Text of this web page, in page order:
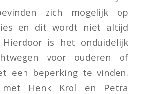
zich mogelijk op
en dit wordt niet altijd
Hierdoor is het onduidelijk
voor ouderen of
een beperking te vinden.
met Henk Krol en Petra